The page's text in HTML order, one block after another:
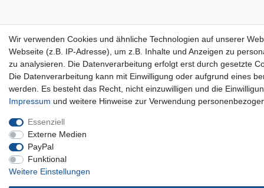
Wir verwenden Cookies und ähnliche Technologien auf unserer
Webseite (z.B. IP-Adresse), um z.B. Inhalte und Anzeigen zu
zu analysieren. Die Datenverarbeitung erfolgt erst durch gesetzte
Die Datenverarbeitung kann mit Einwilligung oder aufgrund eines
werden. Es besteht das Recht, nicht einzuwilligen und die
Impressum und weitere Hinweise zur Verwendung
Essenziell
Externe Medien
PayPal
Funktional
Weitere Einstellungen